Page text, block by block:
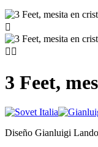

 
3 Feet,
Diseño Gianluigi